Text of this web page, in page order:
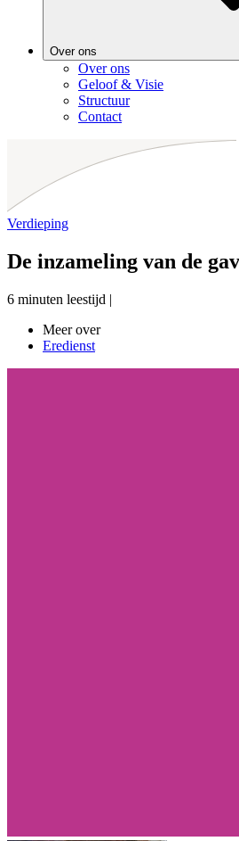
Over ons
Over ons
Geloof & Visie
Structuur
Contact
Verdieping
De inzameling van de
6 minuten leestijd |
Meer over
Eredienst